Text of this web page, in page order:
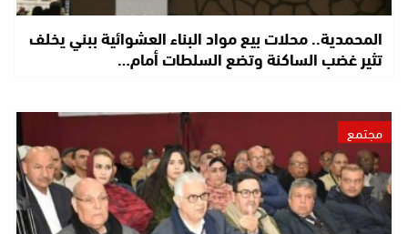
المحمدية.. محلات بيع مواد البناء العشوائية ببني يخلف
تثير غضب الساكنة وتضع السلطات أمام…
مجتمع